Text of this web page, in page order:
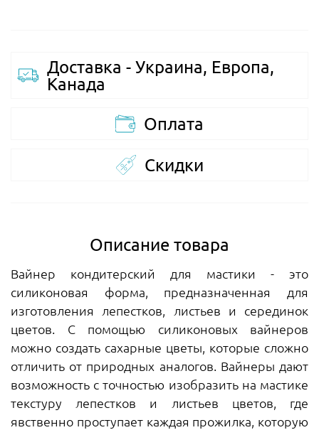
Доставка - Украина, Европа,
Канада
Оплата
Скидки
Описание товара
Вайнер кондитерский для мастики - это
силиконовая форма, предназначенная для
изготовления лепестков, листьев и серединок
цветов. С помощью силиконовых вайнеров
можно создать сахарные цветы, которые сложно
отличить от природных аналогов. Вайнеры дают
возможность с точностью изобразить на мастике
текстуру лепестков и листьев цветов, где
явственно проступает каждая прожилка, которую